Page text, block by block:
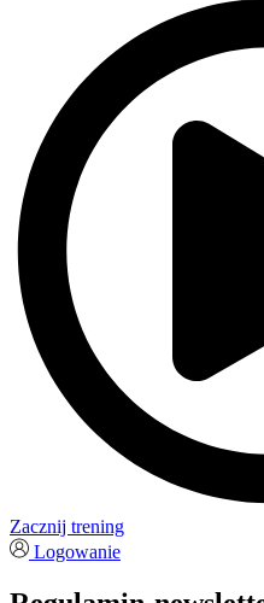
Zacznij trening
Logowanie